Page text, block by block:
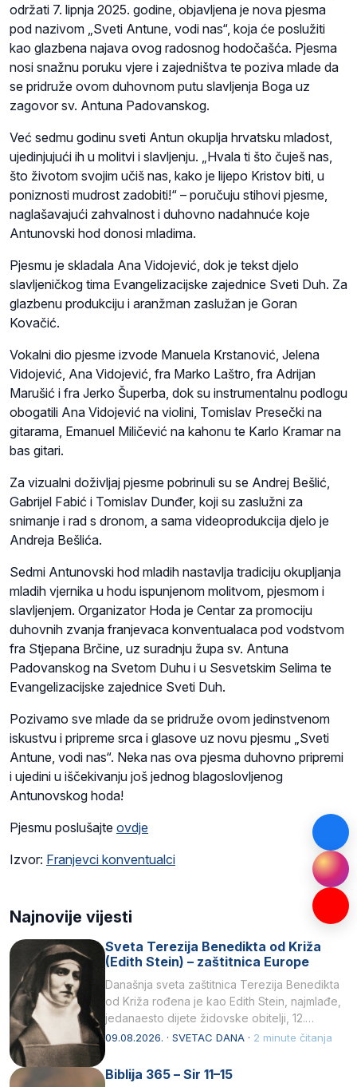
održati 7. lipnja 2025. godine, objavljena je nova pjesma
pod nazivom „Sveti Antune, vodi nas“, koja će poslužiti
kao glazbena najava ovog radosnog hodočašća. Pjesma
nosi snažnu poruku vjere i zajedništva te poziva mlade da
se pridruže ovom duhovnom putu slavljenja Boga uz
zagovor sv. Antuna Padovanskog.
Već sedmu godinu sveti Antun okuplja hrvatsku mladost,
ujedinjujući ih u molitvi i slavljenju. „Hvala ti što čuješ nas,
što životom svojim učiš nas, kako je lijepo Kristov biti, u
poniznosti mudrost zadobiti!“ – poručuju stihovi pjesme,
naglašavajući zahvalnost i duhovno nadahnuće koje
Antunovski hod donosi mladima.
Pjesmu je skladala Ana Vidojević, dok je tekst djelo
slavljeničkog tima Evangelizacijske zajednice Sveti Duh. Za
glazbenu produkciju i aranžman zaslužan je Goran
Kovačić.
Vokalni dio pjesme izvode Manuela Krstanović, Jelena
Vidojević, Ana Vidojević, fra Marko Laštro, fra Adrijan
Marušić i fra Jerko Šuperba, dok su instrumentalnu podlogu
obogatili Ana Vidojević na violini, Tomislav Presečki na
gitarama, Emanuel Miličević na kahonu te Karlo Kramar na
bas gitari.
Za vizualni doživljaj pjesme pobrinuli su se Andrej Bešlić,
Gabrijel Fabić i Tomislav Dunđer, koji su zaslužni za
snimanje i rad s dronom, a sama videoprodukcija djelo je
Andreja Bešlića.
Sedmi Antunovski hod mladih nastavlja tradiciju okupljanja
mladih vjernika u hodu ispunjenom molitvom, pjesmom i
slavljenjem. Organizator Hoda je Centar za promociju
duhovnih zvanja franjevaca konventualaca pod vodstvom
fra Stjepana Brčine, uz suradnju župa sv. Antuna
Padovanskog na Svetom Duhu i u Sesvetskim Selima te
Evangelizacijske zajednice Sveti Duh.
Pozivamo sve mlade da se pridruže ovom jedinstvenom
iskustvu i pripreme srca i glasove uz novu pjesmu „Sveti
Antune, vodi nas“. Neka nas ova pjesma duhovno pripremi
i ujedini u iščekivanju još jednog blagoslovljenog
Antunovskog hoda!
Pjesmu poslušajte ovdje
Izvor: Franjevci konventualci
Najnovije vijesti
Sveta Terezija Benedikta od Križa
(Edith Stein) – zaštitnica Europe
Današnja sveta zaštitnica Terezija Benedikta
od Križa rođena je kao Edith Stein, najmlađe,
jedanaesto dijete židovske obitelji, 12.
listopada 1891, u Wrocławu…
09.08.2026. · SVETAC DANA · 2 minute čitanja
Biblija 365 – Sir 11–15